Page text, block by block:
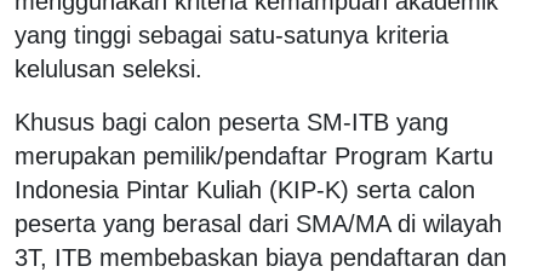
yang tinggi sebagai satu-satunya kriteria
kelulusan seleksi.
Khusus bagi calon peserta SM-ITB yang
merupakan pemilik/pendaftar Program Kartu
Indonesia Pintar Kuliah (KIP-K) serta calon
peserta yang berasal dari SMA/MA di wilayah
3T, ITB membebaskan biaya pendaftaran dan